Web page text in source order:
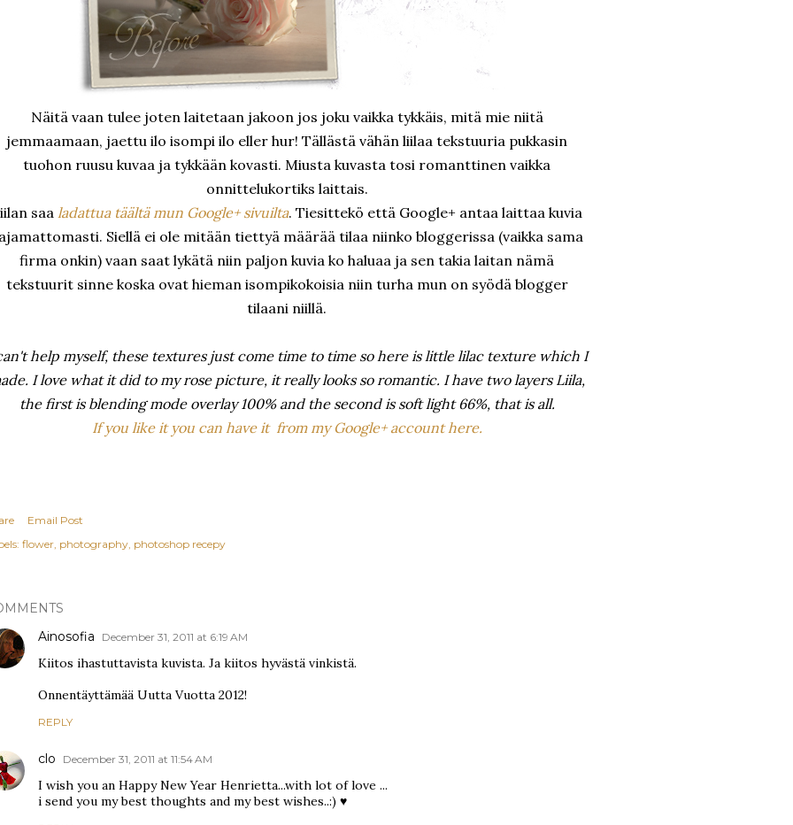
Näitä vaan tulee joten laitetaan jakoon jos joku vaikka tykkäis, mitä mie niitä
jemmaamaan, jaettu ilo isompi ilo eller hur! Tällästä vähän liilaa tekstuuria pukkasin
tuohon ruusu kuvaa ja tykkään kovasti. Miusta kuvasta tosi romanttinen vaikka
onnittelukortiks laittais.
saaladattua täältä mun Google+ sivuilta. Tiesittekö että Google+ antaa laittaa kuvia
Siellä ei ole mitään tiettyä määrää tilaa niinko bloggerissa (vaikka sama
firma onkin) vaan saat lykätä niin paljon kuvia ko haluaa ja sen takia laitan nämä
tekstuurit sinne koska ovat hieman isompikokoisia niin turha mun on syödä blogger
tilaani niillä.
help myself, these textures just come time to time so here is little lilac texture which I
I love what it did to my rose picture, it really looks so romantic. I have two layers Liila,
the first is blending mode overlay 100% and the second is soft light 66%, that is all.
If you like it you can have it from my Google+ account here.
Email Post
flower photography photoshop recepy
Ainosofia
December 31, 2011 at 6:19 AM
Kiitos ihastuttavista kuvista. Ja kiitos hyvästä vinkistä.
Onnentäyttämää Uutta Vuotta 2012!
REPLY
clo December 31, 2011 at 11:54 AM
I wish you an Happy New Year Henrietta...with lot of love ...
i send you my best thoughts and my best wishes..:) ♥